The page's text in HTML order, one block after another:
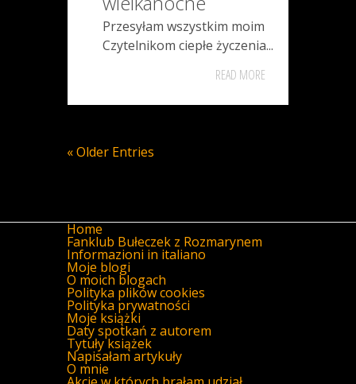
Przesyłam wszystkim moim
Czytelnikom ciepłe życzenia...
READ MORE
« Older Entries
Home
Fanklub Bułeczek z Rozmarynem
Informazioni in italiano
Moje blogi
O moich blogach
Polityka plików cookies
Polityka prywatności
Moje książki
Daty spotkań z autorem
Tytuły książek
Napisałam artykuły
O mnie